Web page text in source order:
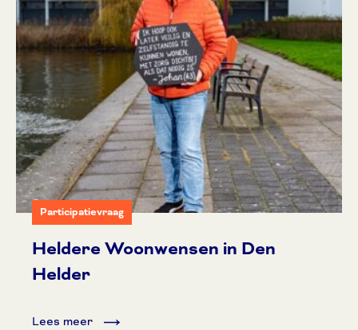
Participatievraag
Heldere Woonwensen in Den
Helder
Lees meer